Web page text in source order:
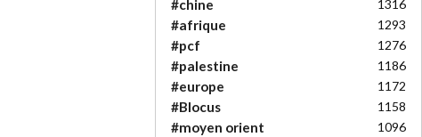
#chine 1316
#afrique 1293
#pcf 1276
#palestine 1186
#europe 1172
#Blocus 1158
#moyen orient 1096